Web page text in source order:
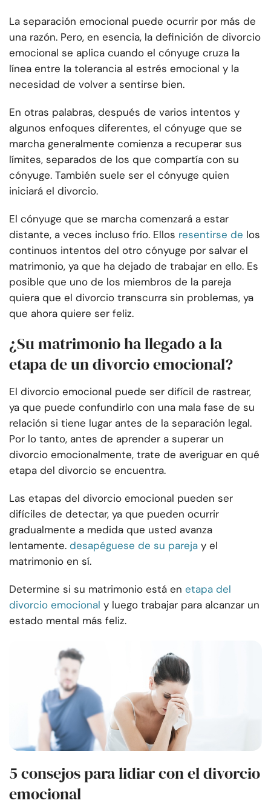
La separación emocional puede ocurrir por más de
una razón. Pero, en esencia, la definición de divorcio
emocional se aplica cuando el cónyuge cruza la
línea entre la tolerancia al estrés emocional y la
necesidad de volver a sentirse bien.
En otras palabras, después de varios intentos y
algunos enfoques diferentes, el cónyuge que se
marcha generalmente comienza a recuperar sus
límites, separados de los que compartía con su
cónyuge. También suele ser el cónyuge quien
iniciará el divorcio.
El cónyuge que se marcha comenzará a estar
distante, a veces incluso frío. Ellos resentirse de los
continuos intentos del otro cónyuge por salvar el
matrimonio, ya que ha dejado de trabajar en ello. Es
posible que uno de los miembros de la pareja
quiera que el divorcio transcurra sin problemas, ya
que ahora quiere ser feliz.
¿Su matrimonio ha llegado a la
etapa de un divorcio emocional?
El divorcio emocional puede ser difícil de rastrear,
ya que puede confundirlo con una mala fase de su
relación si tiene lugar antes de la separación legal.
Por lo tanto, antes de aprender a superar un
divorcio emocionalmente, trate de averiguar en qué
etapa del divorcio se encuentra.
Las etapas del divorcio emocional pueden ser
difíciles de detectar, ya que pueden ocurrir
gradualmente a medida que usted avanza
lentamente. desapéguese de su pareja y el
matrimonio en sí.
Determine si su matrimonio está en etapa del
divorcio emocional y luego trabajar para alcanzar un
estado mental más feliz.
5 consejos para lidiar con el divorcio
emocional